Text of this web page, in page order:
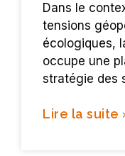
Dans le
tensions
écologiques,
occupe une
stratégie des
Lire la suite